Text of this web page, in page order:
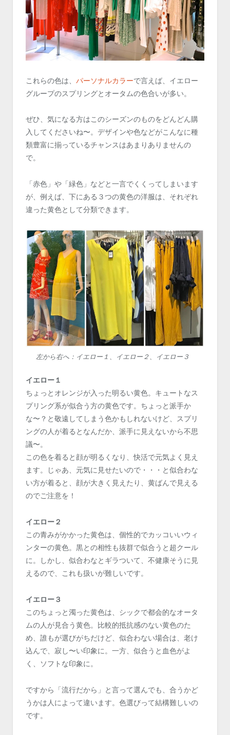
これらの色は、 パーソナルカラーで言えば、イエロー
グループのスプリングとオータムの色合いが多い。
ぜひ、気になる方はこのシーズンのものをどんどん購
入してくださいね〜。デザインや色などがこんなに種
類豊富に揃っているチャンスはあまりありませんの
で。
「赤色」や「緑色」などと一言でくくってしまいます
が、例えば、下にある３つの黄色の洋服は、それぞれ
違った黄色として分類できます。
左から右へ：イエロー１、イエロー２、イエロー３
イエロー１
ちょっとオレンジが入った明るい黄色。キュートなス
プリング系が似合う方の黄色です。ちょっと派手か
な〜？と敬遠してしまう色かもしれないけど、スプリ
ングの人が着るとなんだか、派手に見えないから不思
議〜。
この色を着ると顔が明るくなり、快活で元気よく見え
ます。じゃあ、元気に見せたいので・・・と似合わな
い方が着ると、顔が大きく見えたり、黄ばんで見える
のでご注意を！
イエロー２
この青みがかかった黄色は、個性的でカッコいいウィ
ンターの黄色。黒との相性も抜群で似合うと超クール
に。しかし、似合わなとギラついて、不健康そうに見
えるので、これも扱いが難しいです。
イエロー３
このちょっと濁った黄色は、シックで都会的なオータ
ムの人が見合う黄色。比較的抵抗感のない黄色のた
め、誰もが選びがちだけど、似合わない場合は、老け
込んで、寂し〜い印象に。一方、似合うと血色がよ
く、ソフトな印象に。
ですから「流行だから」と言って選んでも、合うかど
うかは人によって違います。色選びって結構難しいの
です。